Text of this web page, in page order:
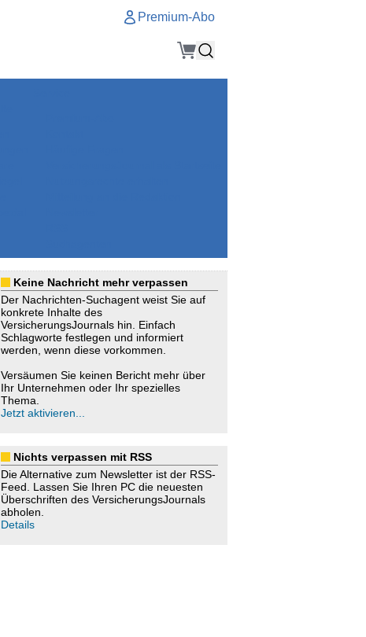
Premium-Abo
Keine Nachricht mehr verpassen
Der Nachrichten-Suchagent weist Sie auf
konkrete Inhalte des
VersicherungsJournals hin. Einfach
Schlagworte festlegen und informiert
werden, wenn diese vorkommen.
Versäumen Sie keinen Bericht mehr über
Ihr Unternehmen oder Ihr spezielles
Thema.
Jetzt aktivieren...
Nichts verpassen mit RSS
Die Alternative zum Newsletter ist der RSS-
Feed. Lassen Sie Ihren PC die neuesten
Überschriften des VersicherungsJournals
abholen.
Details